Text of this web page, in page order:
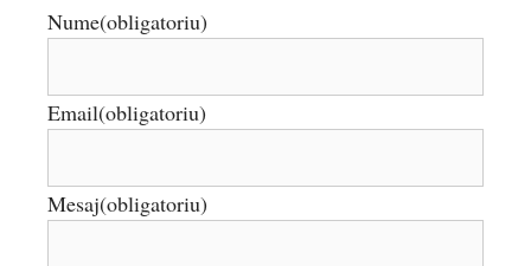
Nume(obligatoriu)
Email(obligatoriu)
Mesaj(obligatoriu)